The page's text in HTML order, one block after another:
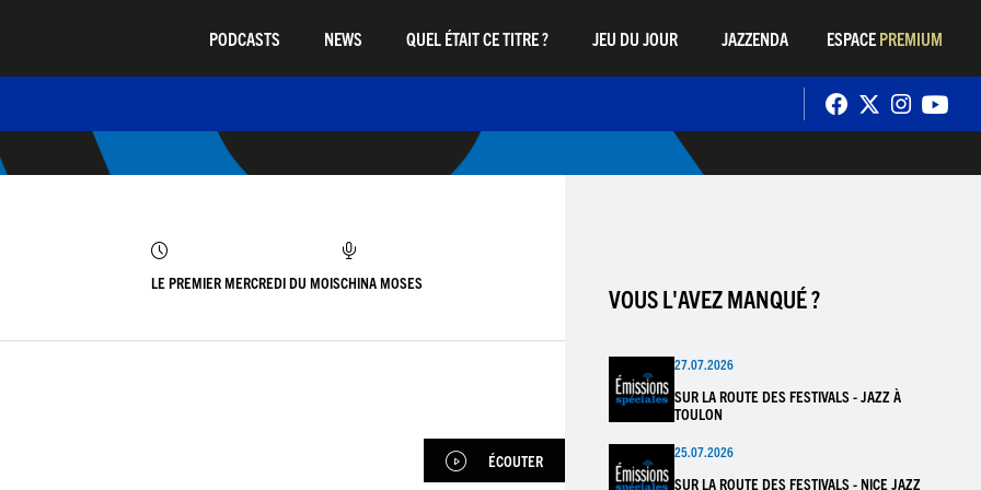
PODCASTS NEWS QUEL ÉTAIT CE TITRE ? JEU DU JOUR JAZZENDA ESPACE PREMIUM
LE PREMIER MERCREDI DU MOISCHINA MOSES
ÉCOUTER
VOUS L'AVEZ MANQUÉ ?
27.07.2026
SUR LA ROUTE DES FESTIVALS - JAZZ À
TOULON
25.07.2026
SUR LA ROUTE DES FESTIVALS - NICE JAZZ